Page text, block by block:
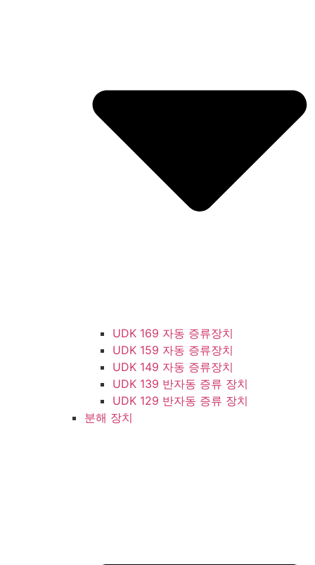
UDK 169 자동 증류장치
UDK 159 자동 증류장치
UDK 149 자동 증류장치
UDK 139 반자동 증류 장치
UDK 129 반자동 증류 장치
분해 장치